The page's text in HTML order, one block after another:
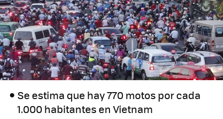
Se estima que hay 770 motos por cada
1.000 habitantes en Vietnam